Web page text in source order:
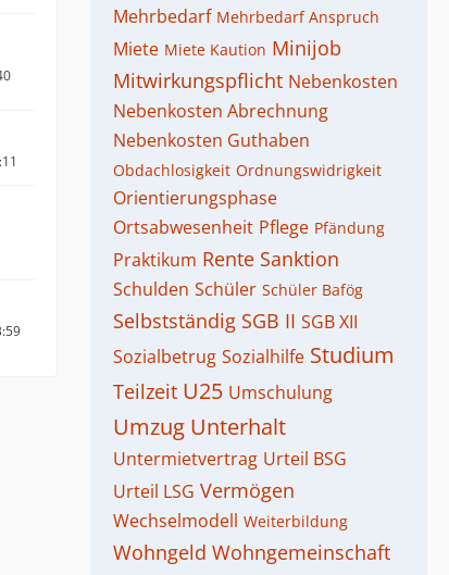
Mehrbedarf Mehrbedarf Anspruch
Miete Miete Kaution Minijob
Mitwirkungspflicht Nebenkosten
Nebenkosten Abrechnung
Nebenkosten Guthaben
Obdachlosigkeit Ordnungswidrigkeit
Orientierungsphase
Ortsabwesenheit Pflege Pfändung
Praktikum Rente Sanktion
Schulden Schüler Schüler Bafög
Selbstständig SGB II SGB XII
Sozialbetrug Sozialhilfe Studium
Teilzeit U25 Umschulung
Umzug Unterhalt
Untermietvertrag Urteil BSG
Urteil LSG Vermögen
Wechselmodell Weiterbildung
Wohngeld Wohngemeinschaft